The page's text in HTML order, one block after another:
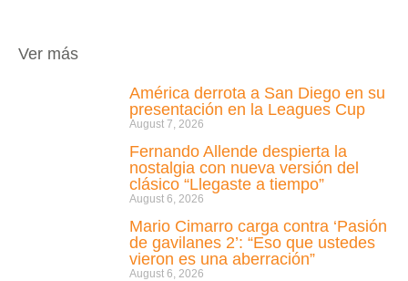
Ver más
América derrota a San Diego en su
presentación en la Leagues Cup
August 7, 2026
Fernando Allende despierta la
nostalgia con nueva versión del
clásico “Llegaste a tiempo”
August 6, 2026
Mario Cimarro carga contra ‘Pasión
de gavilanes 2’: “Eso que ustedes
vieron es una aberración”
August 6, 2026